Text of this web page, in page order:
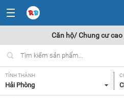
Căn hộ/ Chung cư
TỈNH THÀNH
Hải Phòng